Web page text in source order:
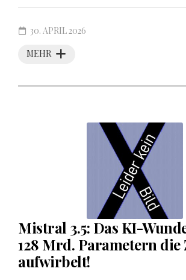
MEHR
30. APRIL 2026
Mistral 3.5: Das KI-
128 Mrd. Parametern
aufwirbelt!